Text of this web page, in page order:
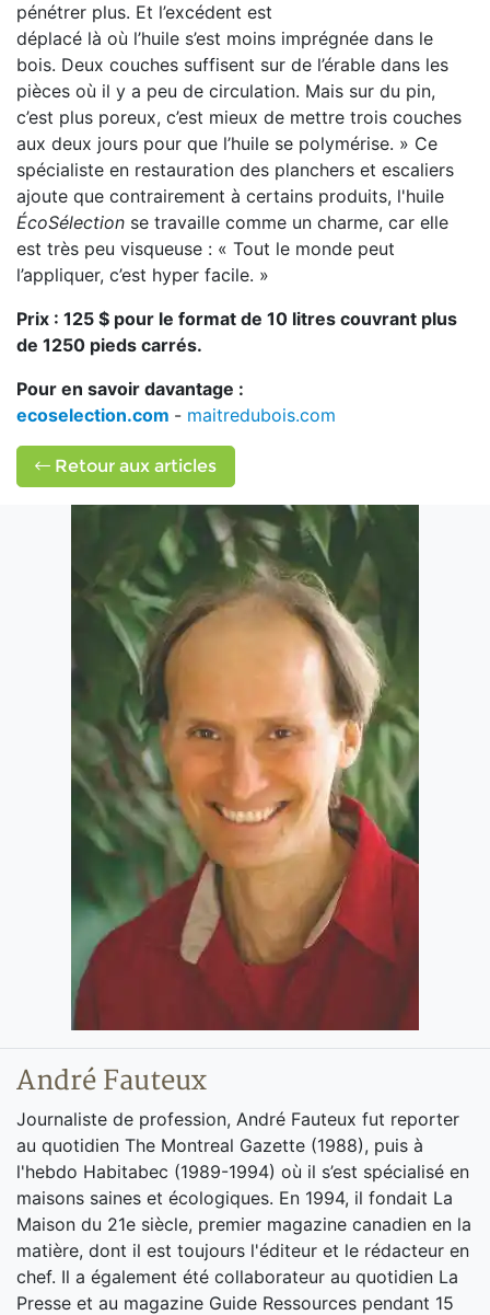
pénétrer plus. Et l’excédent est
déplacé là où l’huile s’est moins imprégnée dans le
bois. Deux couches suffisent sur de l’érable dans les
pièces où il y a peu de circulation. Mais sur du pin,
c’est plus poreux, c’est mieux de mettre trois couches
aux deux jours pour que l’huile se polymérise. » Ce
spécialiste en restauration des planchers et escaliers
ajoute que contrairement à certains produits, l'huile
ÉcoSélection se travaille comme un charme, car elle
est très peu visqueuse : « Tout le monde peut
l’appliquer, c’est hyper facile. »
Prix : 125 $ pour le format de 10 litres couvrant plus
de 1250 pieds carrés.
Pour en savoir davantage :
ecoselection.com - maitredubois.com
Retour aux articles
André Fauteux
Journaliste de profession, André Fauteux fut reporter
au quotidien The Montreal Gazette (1988), puis à
l'hebdo Habitabec (1989-1994) où il s’est spécialisé en
maisons saines et écologiques. En 1994, il fondait La
Maison du 21e siècle, premier magazine canadien en la
matière, dont il est toujours l'éditeur et le rédacteur en
chef. Il a également été collaborateur au quotidien La
Presse et au magazine Guide Ressources pendant 15